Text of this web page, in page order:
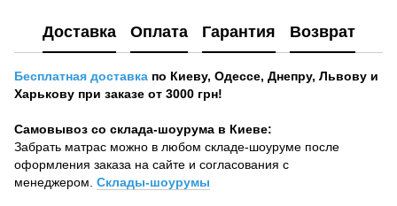
Доставка Оплата Гарантия Возврат
Бесплатная доставка по Киеву, Одессе, Днепру, Львову и
Харькову при заказе от 3000 грн!
Самовывоз со склада-шоурума в Киеве:
Забрать матрас можно в любом складе-шоуруме после
оформления заказа на сайте и согласования с
менеджером. Склады-шоурумы